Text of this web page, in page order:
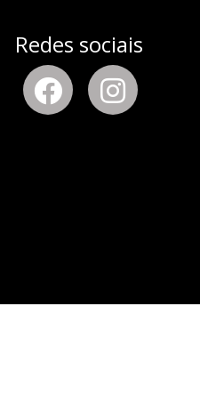
Redes sociais